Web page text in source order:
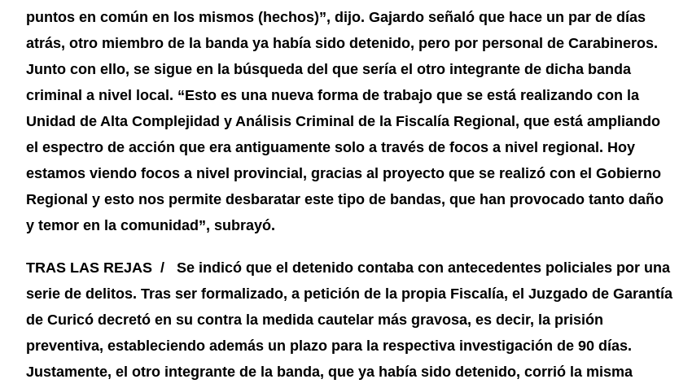
puntos en común en los mismos (hechos)”, dijo. Gajardo señaló que hace un par de días
atrás, otro miembro de la banda ya había sido detenido, pero por personal de Carabineros.
Junto con ello, se sigue en la búsqueda del que sería el otro integrante de dicha banda
criminal a nivel local. “Esto es una nueva forma de trabajo que se está realizando con la
Unidad de Alta Complejidad y Análisis Criminal de la Fiscalía Regional, que está ampliando
el espectro de acción que era antiguamente solo a través de focos a nivel regional. Hoy
estamos viendo focos a nivel provincial, gracias al proyecto que se realizó con el Gobierno
Regional y esto nos permite desbaratar este tipo de bandas, que han provocado tanto daño
y temor en la comunidad”, subrayó.
TRAS LAS REJAS / Se indicó que el detenido contaba con antecedentes policiales por una
serie de delitos. Tras ser formalizado, a petición de la propia Fiscalía, el Juzgado de Garantía
de Curicó decretó en su contra la medida cautelar más gravosa, es decir, la prisión
preventiva, estableciendo además un plazo para la respectiva investigación de 90 días.
Justamente, el otro integrante de la banda, que ya había sido detenido, corrió la misma